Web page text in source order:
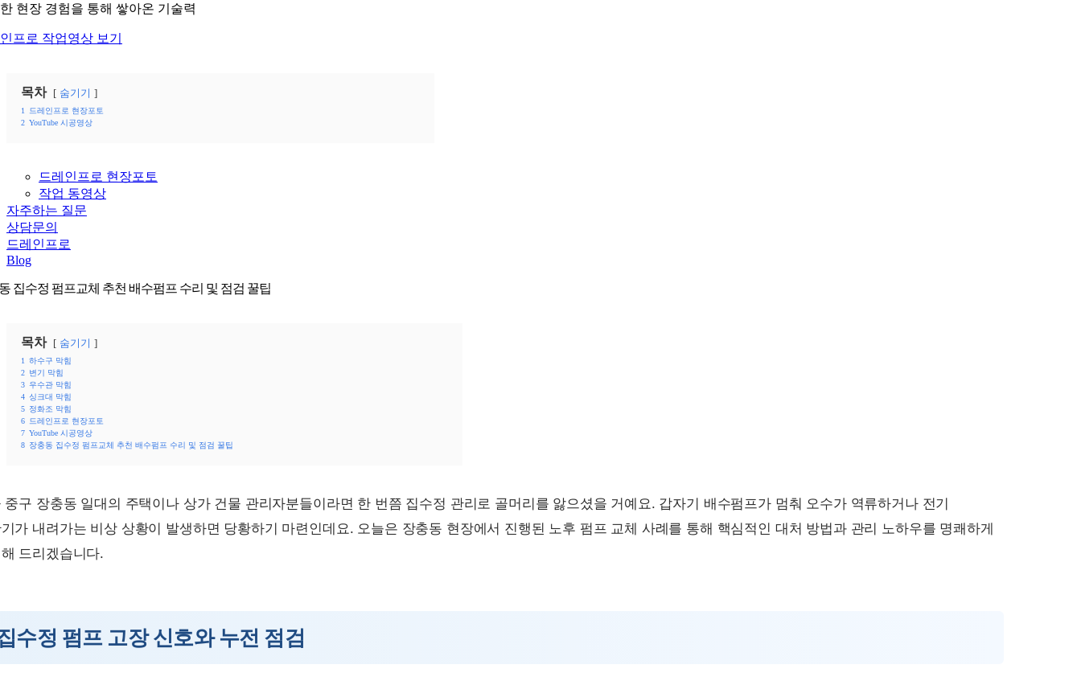
현장 경험을 통해 쌓아온 기술력
프로 작업영상 보기
목차 숨기기
1
드레인프로 현장포토
2 YouTube 시공영상
드레인프로 현장포토
작업 동영상
자주하는 질문
상담문의
드레인프로
Blog
집수정 펌프교체 추천 배수펌프 수리 및 점검 꿀팁
목차 숨기기
1
하수구 막힘
2 변기 막힘
3 우수관 막힘
4 싱크대 막힘
5 정화조 막힘
6 드레인프로 현장포토
7 YouTube 시공영상
8 장충동 집수정 펌프교체 추천 배수펌프 수리 및 점검 꿀팁
중구 장충동 일대의 주택이나 상가 건물 관리자분들이라면 한 번쯤 집수정 관리로 골머리를 앓으셨을 거예요. 갑자기 배수펌프가 멈춰 오수가 역류하거나 전기
가 내려가는 비상 상황이 발생하면 당황하기 마련인데요. 오늘은 장충동 현장에서 진행된 노후 펌프 교체 사례를 통해 핵심적인 대처 방법과 관리 노하우를 명쾌하게
드리겠습니다.
수정 펌프 고장 신호와 누전 점검